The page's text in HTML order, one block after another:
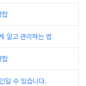
합
알고 관리하는 법
합
일 수 있습니다.